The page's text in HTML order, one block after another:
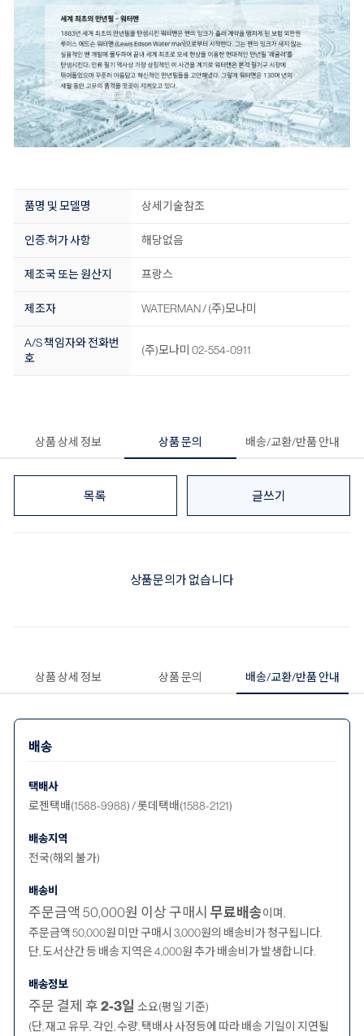
품명 및 모델명 상세기술참조
인증.허가 사항 해당없음
제조국 또는 원산지 프랑스
제조자 WATERMAN / (주)모나미
A/S 책임자와 전화번
호
(주)모나미 02-554-0911
상품 상세 정보 상품 문의 배송/교환/반품 안내
목록 글쓰기
상품문의가 없습니다
상품 상세 정보 상품 문의 배송/교환/반품 안내
배송
택배사
로젠택배(1588-9988) / 롯데택배(1588-2121)
배송지역
전국(해외 불가)
배송비
주문금액 50,000원 이상 구매시 무료배송이며,
주문금액 50,000원 미만 구매시 3,000원의 배송비가 청구됩니다.
단, 도서산간 등 배송 지역은 4,000원 추가 배송비가 발생합니다.
배송정보
주문 결제 후2-3일 소요(평일 기준)
(단, 재고 유무, 각인, 수량, 택배사 사정등에 따라 배송 기일이 지연될